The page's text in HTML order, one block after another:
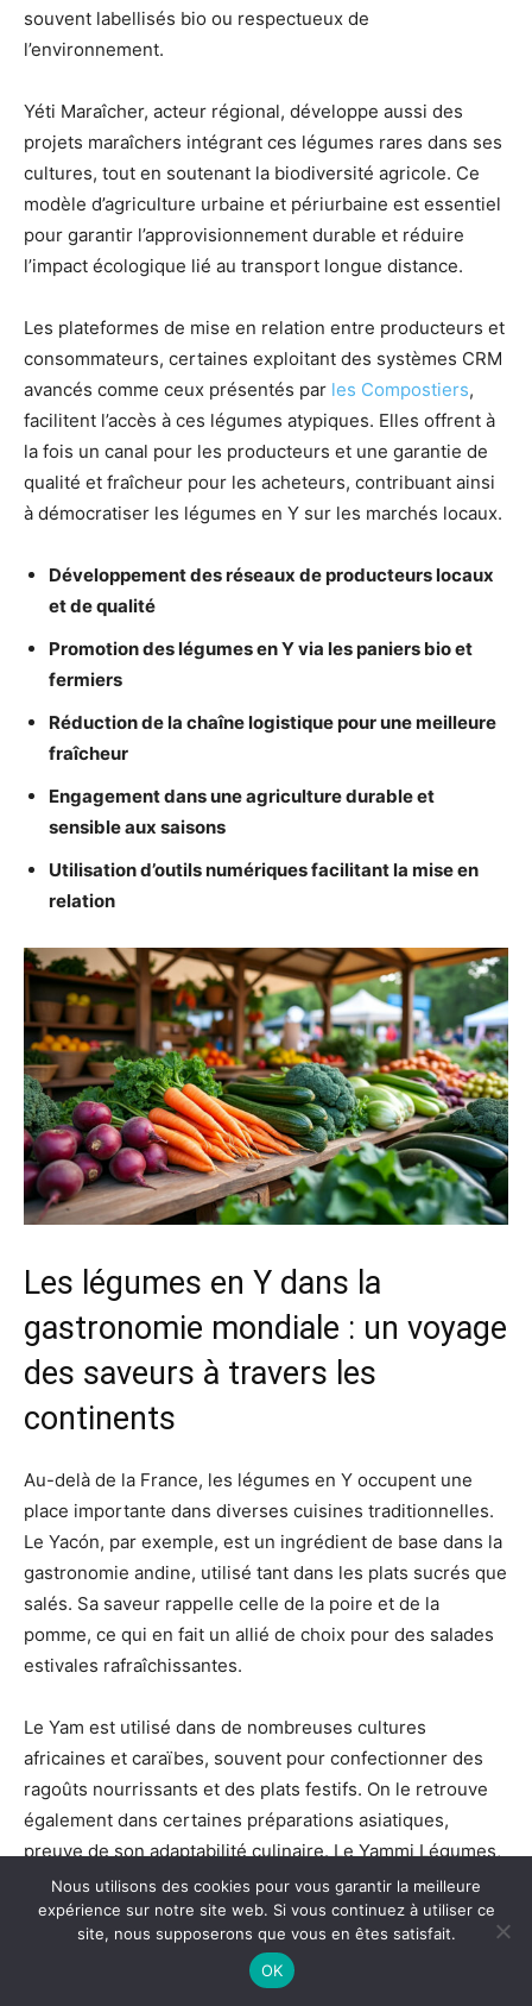
souvent labellisés bio ou respectueux de
l’environnement.
Yéti Maraîcher, acteur régional, développe aussi des
projets maraîchers intégrant ces légumes rares dans ses
cultures, tout en soutenant la biodiversité agricole. Ce
modèle d’agriculture urbaine et périurbaine est essentiel
pour garantir l’approvisionnement durable et réduire
l’impact écologique lié au transport longue distance.
Les plateformes de mise en relation entre producteurs et
consommateurs, certaines exploitant des systèmes CRM
avancés comme ceux présentés par les Compostiers,
facilitent l’accès à ces légumes atypiques. Elles offrent à
la fois un canal pour les producteurs et une garantie de
qualité et fraîcheur pour les acheteurs, contribuant ainsi
à démocratiser les légumes en Y sur les marchés locaux.
Développement des réseaux de producteurs locaux
et de qualité
Promotion des légumes en Y via les paniers bio et
fermiers
Réduction de la chaîne logistique pour une meilleure
fraîcheur
Engagement dans une agriculture durable et
sensible aux saisons
Utilisation d’outils numériques facilitant la mise en
relation
Les légumes en Y dans la
gastronomie mondiale : un voyage
des saveurs à travers les
continents
Au-delà de la France, les légumes en Y occupent une
place importante dans diverses cuisines traditionnelles.
Le Yacón, par exemple, est un ingrédient de base dans la
gastronomie andine, utilisé tant dans les plats sucrés que
salés. Sa saveur rappelle celle de la poire et de la
pomme, ce qui en fait un allié de choix pour des salades
estivales rafraîchissantes.
Le Yam est utilisé dans de nombreuses cultures
africaines et caraïbes, souvent pour confectionner des
ragoûts nourrissants et des plats festifs. On le retrouve
également dans certaines préparations asiatiques,
preuve de son adaptabilité culinaire. Le Yammi Légumes,
un concept émergent, tente d’importer cette tradition en
France en proposant des recettes fusion où les saveurs
exotiques se mêlent aux ingrédients locaux.
Nous utilisons des cookies pour vous garantir la meilleure
expérience sur notre site web. Si vous continuez à utiliser ce
site, nous supposerons que vous en êtes satisfait.
OK